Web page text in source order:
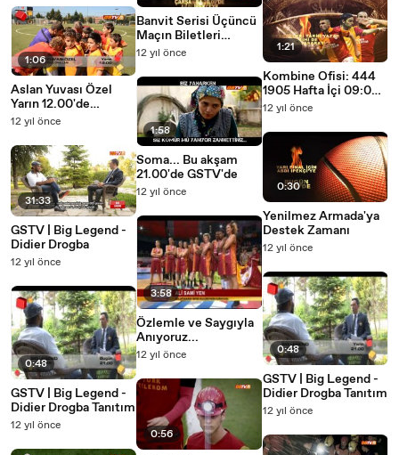
1:06
Aslan Yuvası Özel
Yarın 12.00'de
GSTV'de
12 yıl önce
31:33
GSTV | Big Legend -
Didier Drogba
12 yıl önce
0:48
GSTV | Big Legend -
Didier Drogba Tanıtım
12 yıl önce
Banvit Serisi Üçüncü
Maçın Biletleri
Satışta
12 yıl önce
1:58
Soma... Bu akşam
21.00'de GSTV'de
12 yıl önce
3:58
Özlemle ve Saygıyla
Anıyoruz...
12 yıl önce
0:56
1:21
Kombine Ofisi: 444
1905 Hafta İçi 09:00-
17:00
12 yıl önce
0:30
Yenilmez Armada'ya
Destek Zamanı
12 yıl önce
0:48
GSTV | Big Legend -
Didier Drogba Tanıtım
12 yıl önce